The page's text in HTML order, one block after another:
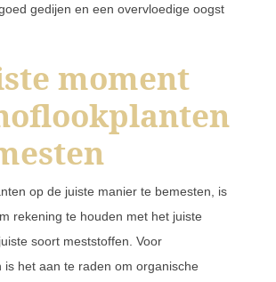
gedijen en een overvloedige oogst
moment
op de juiste manier te bemesten, is
rekening te houden met het juiste
soort meststoffen. Voor
is het aan te raden om organische